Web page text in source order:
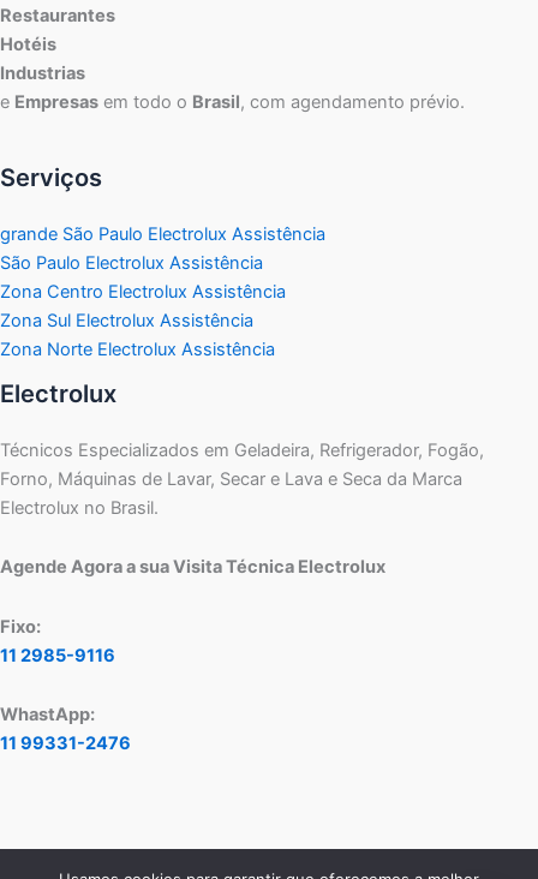
Restaurantes
Hotéis
Industrias
e Empresas em todo o Brasil, com agendamento prévio.
Serviços
grande São Paulo Electrolux Assistência
São Paulo Electrolux Assistência
Zona Centro Electrolux Assistência
Zona Sul Electrolux Assistência
Zona Norte Electrolux Assistência
Electrolux
Técnicos Especializados em Geladeira, Refrigerador, Fogão,
Forno, Máquinas de Lavar, Secar e Lava e Seca da Marca
Electrolux no Brasil.
Agende Agora a sua Visita Técnica Electrolux
Fixo:
11 2985-9116
WhastApp:
11 99331-2476